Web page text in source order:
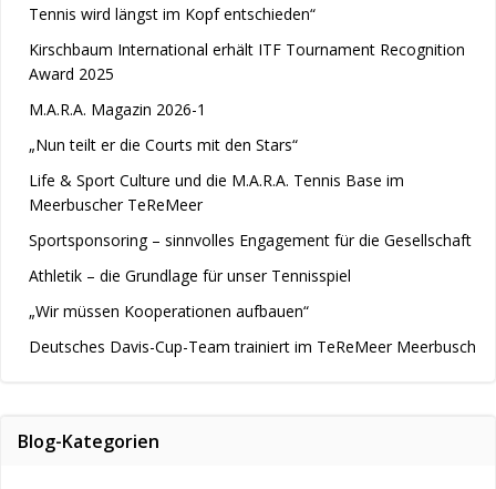
Tennis wird längst im Kopf entschieden“
Kirschbaum International erhält ITF Tournament Recognition
Award 2025
M.A.R.A. Magazin 2026-1
„Nun teilt er die Courts mit den Stars“
Life & Sport Culture und die M.A.R.A. Tennis Base im
Meerbuscher TeReMeer
Sportsponsoring – sinnvolles Engagement für die Gesellschaft
Athletik – die Grundlage für unser Tennisspiel
„Wir müssen Kooperationen aufbauen“
Deutsches Davis-Cup-Team trainiert im TeReMeer Meerbusch
Blog-Kategorien